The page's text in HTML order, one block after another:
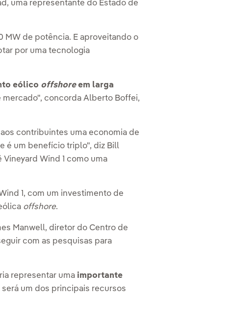
uma representante do Estado de
MW de potência. E aproveitando o
por uma tecnologia
eólico offshoreem larga
concorda Alberto Boffei,
contribuintes uma economia de
é um benefício triplo", diz Bill
Wind 1 como uma
1, com um investimento de
offshore.
Manwell, diretor do Centro de
com as pesquisas para
representar uma importante
um dos principais recursos